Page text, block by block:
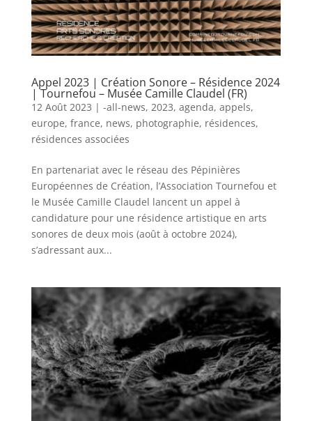
Appel 2023 | Création Sonore – Résidence 2024
| Tournefou – Musée Camille Claudel (FR)
12 Août 2023 | -all-news, 2023, agenda, appels,
europe, france, news, photographie, résidences,
résidences associées
En partenariat avec le réseau des Pépinières
Européennes de Création, l’Association Tournefou et
le Musée Camille Claudel lancent un appel à
candidature pour une résidence artistique en arts
sonores de deux mois (août à octobre 2024),
s’adressant aux...